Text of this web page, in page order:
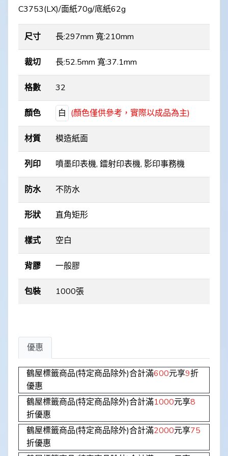
C3753(LX)/面紙70g/底紙62g
尺寸 長:297mm 寬:210mm
裁切 長:52.5mm 寬:37.1mm
格數 32
顏色 白 (顏色僅供參考，實際以成品為主)
材質 模造紙面
列印 噴墨印表機, 鐳射印表機, 影印事務機
防水 不防水
形狀 直角矩形
樣式 空白
背膠 一般膠
包裝 1000張
優惠
鶴屋標籤商品(特定商品除外)合計滿600元享9折
優惠
鶴屋標籤商品(特定商品除外)合計滿1000元享8
折優惠
鶴屋標籤商品(特定商品除外)合計滿2000元享75
折優惠